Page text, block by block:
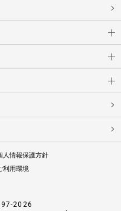
人情報保護方針
利用環境
2026